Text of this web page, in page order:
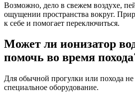
Возможно, дело в свежем воздухе,
ощущении пространства вокруг.
к себе и помогает переключиться.
Может ли ионизатор
помочь во время
Для обычной прогулки или похода
специальное оборудование.